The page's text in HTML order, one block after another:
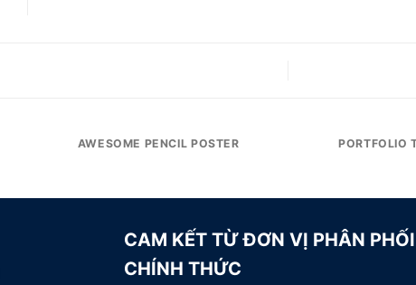
AWESOME PENCIL POSTER PORTFOLIO
CAM KẾT TỪ ĐƠN VỊ PHÂN PHỐI
CHÍNH THỨC